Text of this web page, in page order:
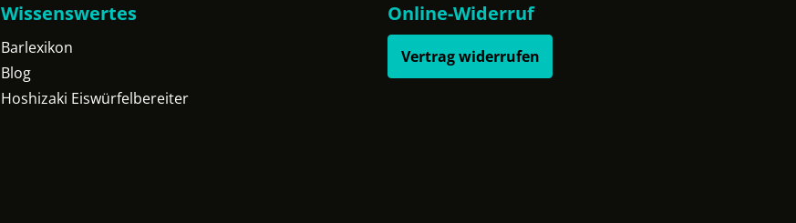
Wissenswertes
Barlexikon
Blog
Hoshizaki Eiswürfelbereiter
Online-Widerruf
Vertrag widerrufen